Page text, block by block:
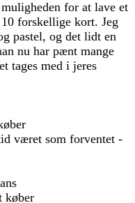
for at lave et
forskellige kort. Jeg
pastel, og det lidt en
nu har pænt mange
tages med i jeres
været som forventet -
køber